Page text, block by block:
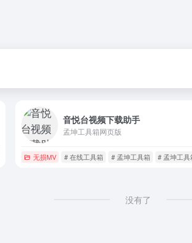
音悦台视频下载助手
孟坤工具箱网页版
无损MV # 在线工具箱 # 孟坤工具箱 # 孟坤工具
没有了